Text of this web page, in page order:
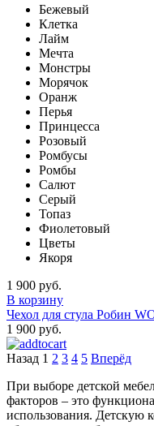
Бежевый
Клетка
Лайм
Мечта
Монстры
Морячок
Оранж
Перья
Принцесса
Розовый
Ромбусы
Ромбы
Салют
Серый
Топаз
Фиолетовый
Цветы
Якоря
1 900 руб.
В корзину
Чехол для стула Робин
1 900 руб.
Назад 1 2 3 4 5 Вперёд
При выборе детской
факторов – это
использования. Детскую